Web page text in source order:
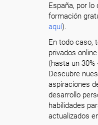
España, por
formación
aquí).
En todo caso,
privados
(hasta un 30%
Descubre
aspiraciones
desarrollo
habilidades
actualizados